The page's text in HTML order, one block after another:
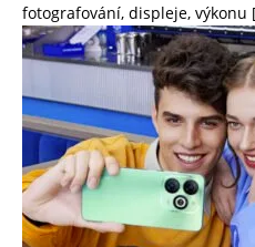
fotografování, displeje, výkonu